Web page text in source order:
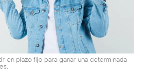
en plazo fijo para ganar una determinada